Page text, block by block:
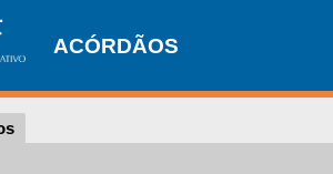
ACÓRDÃOS